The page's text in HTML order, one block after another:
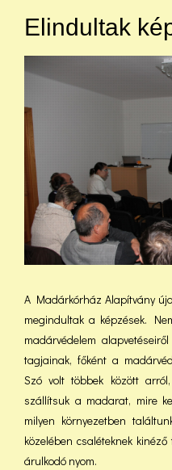
Elindultak
A Madárkórház Alapítvány
megindultak a képzések.
madárvédelem
tagjainak, főként a
Szó volt többek között
szállítsuk a madarat, mire
milyen környezetben
közelében csaléteknek
árulkodó nyom.